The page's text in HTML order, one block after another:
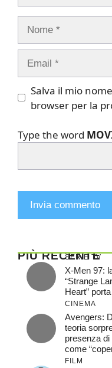
Salva il mio
browser per la
Type the word
PIÙ RECENTE
SERIE TV
X-Men 97:
“Strange
Heart”
CINEMA
Avengers:
teoria
presenza
come
FILM